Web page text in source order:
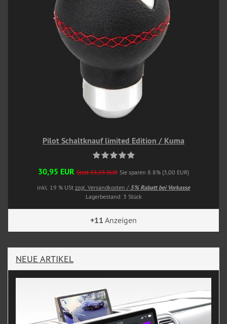
Pilot Schaltknauf limited Edition / Kuma
30,95 EUR Statt 33,95 EUR Sie sparen 8.8% (3,00 EUR)
inkl. 19 % USt zzgl. Versandkosten / 5% Rabatt bei Vorkasse
Lagerbestand: 3 Stück
+11 Anzeigen
NEUE ARTIKEL